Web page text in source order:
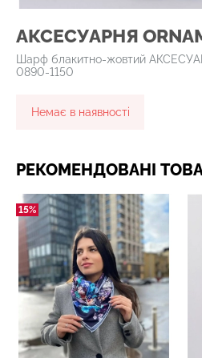
АКСЕСУАРНЯ
Шарф блакитно-жовтий
0890-1150
Немає в наявності
РЕКОМЕНДОВАНІ
15%